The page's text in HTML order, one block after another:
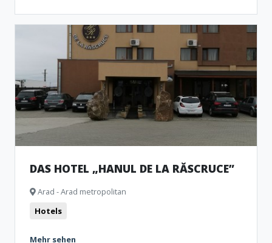
DAS HOTEL „HANUL DE LA RĂSCRUCE”
Arad - Arad metropolitan
Hotels
Mehr sehen